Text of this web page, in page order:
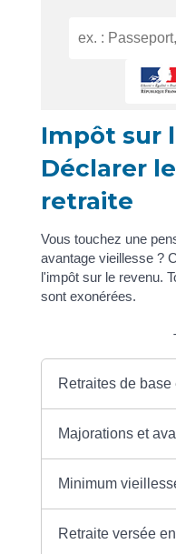
Impôt sur
Déclarer
retraite
Vous touchez une
avantage vieillesse ?
l'impôt sur le revenu.
sont exonérées.
Retraites de
Majorations et
Minimum
Retraite versée